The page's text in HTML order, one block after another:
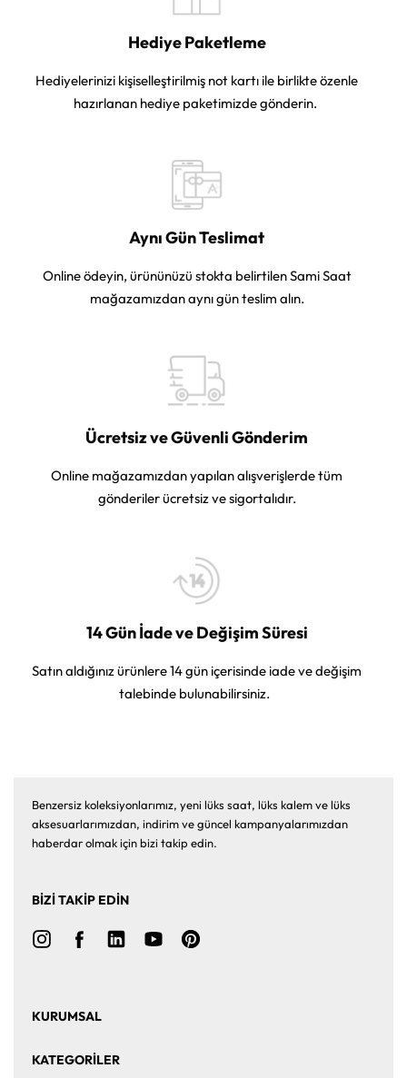
Hediye Paketleme
Hediyelerinizi kişiselleştirilmiş not kartı ile birlikte özenle
hazırlanan hediye paketimizde gönderin.
Aynı Gün Teslimat
Online ödeyin, ürününüzü stokta belirtilen Sami Saat
mağazamızdan aynı gün teslim alın.
Ücretsiz ve Güvenli Gönderim
Online mağazamızdan yapılan alışverişlerde tüm
gönderiler ücretsiz ve sigortalıdır.
14 Gün İade ve Değişim Süresi
Satın aldığınız ürünlere 14 gün içerisinde iade ve değişim
talebinde bulunabilirsiniz.
Benzersiz koleksiyonlarımız, yeni lüks saat, lüks kalem ve lüks
aksesuarlarımızdan, indirim ve güncel kampanyalarımızdan
haberdar olmak için bizi takip edin.
BİZİ TAKİP EDİN
KURUMSAL
KATEGORİLER